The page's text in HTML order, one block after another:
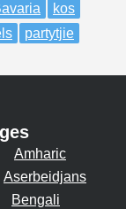
kos
partytjie
Amharic
Aserbeidjans
Bengali